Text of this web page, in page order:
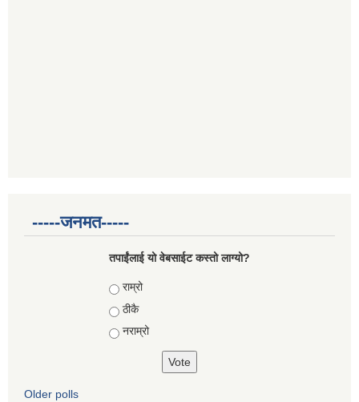
-----जनमत-----
तपाईंलाई यो वेबसाईट कस्तो लाग्यो?
Choices
राम्रो
ठीकै
नराम्रो
Older polls